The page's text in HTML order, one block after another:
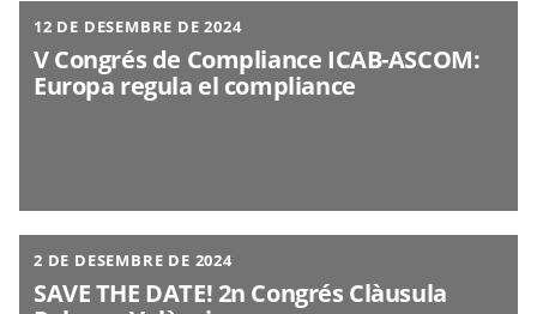
12 DE DESEMBRE DE 2024
V Congrés de Compliance ICAB-ASCOM:
Europa regula el compliance
2 DE DESEMBRE DE 2024
SAVE THE DATE! 2n Congrés Clàusula